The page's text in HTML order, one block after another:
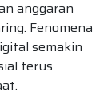
anggaran
Fenomena
semakin
terus